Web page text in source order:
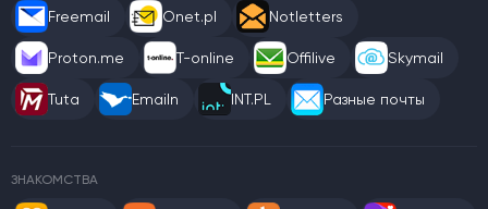
Freemail Onet.pl Notletters
Proton.me T-online Offilive Skymail
Tuta Emailn INT.PL Разные почты
ЗНАКОМСТВА